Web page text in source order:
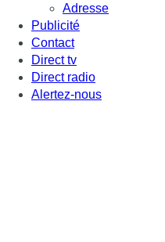
Adresse
Publicité
Contact
Direct tv
Direct radio
Alertez-nous